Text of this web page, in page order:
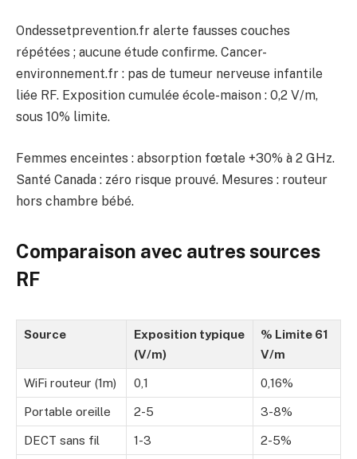
Ondessetprevention.fr alerte fausses couches
répétées ; aucune étude confirme. Cancer-
environnement.fr : pas de tumeur nerveuse infantile
liée RF. Exposition cumulée école-maison : 0,2 V/m,
sous 10% limite.
Femmes enceintes : absorption fœtale +30% à 2 GHz.
Santé Canada : zéro risque prouvé. Mesures : routeur
hors chambre bébé.
Comparaison avec autres sources
RF
Source
Exposition typique
(V/m)
% Limite 61
V/m
WiFi routeur (1m) 0,1 0,16%
Portable oreille 2-5 3-8%
DECT sans fil 1-3 2-5%